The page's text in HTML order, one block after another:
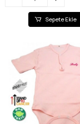
Sepete Ekle